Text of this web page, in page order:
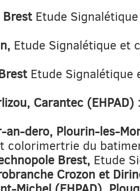
Brest Etude
Etude Signalétique et
Etude Signalétique
Carantec
an-dero, Plourin-les-
colorimertrie du
Brest, Etude
Crozon et